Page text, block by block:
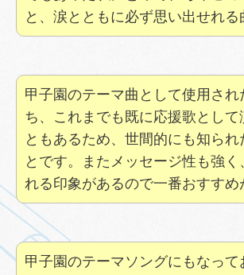
と、涙とともに必ず思い出せれる
甲子園のテーマ曲として使用され
ち、これまでも既に応援歌として
ともあるため、世間的にも知られ
とです。またメッセージ性も強く
れる印象があるので一番おすすめ
甲子園のテーマソングにもなって